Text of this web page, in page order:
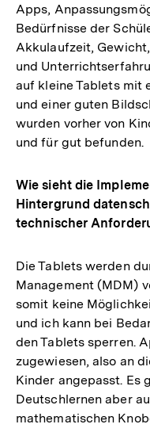
Apps,
Bedürfnisse der
Akkulaufzeit,
und
auf kleine Tablets mit
und einer guten
wurden vorher von
und für gut befunden.
Wie sieht die
Hintergrund
technischer
Die Tablets werden
Management (MDM)
somit keine
und ich kann bei
den Tablets sperren.
zugewiesen, also an
Kinder angepasst. Es
Deutschlernen aber
mathematischen